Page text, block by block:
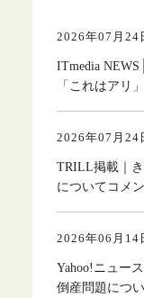
2026年07月24
ITmedia
「これはアリ」
2026年07月24
TRILL掲載｜
についてコメ
2026年06月14
Yahoo!ニュー
倒産問題につ